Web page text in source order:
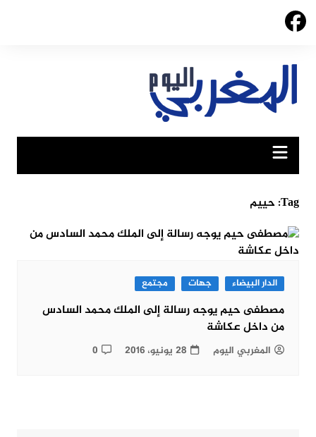
Skip
Tag: حييم
الدار البيضاء جهات مجتمع
مصطفى حيم يوجه رسالة إلى الملك محمد السادس
من داخل عكاشة
المغربي اليوم 28 يونيو، 2016 0